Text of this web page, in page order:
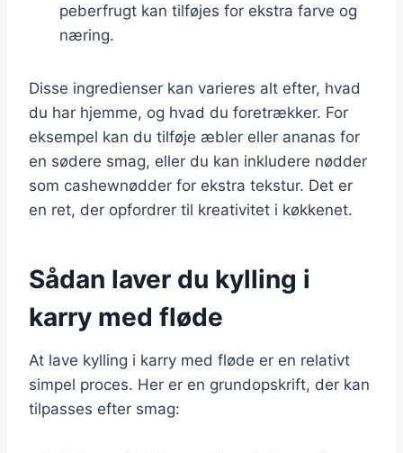
peberfrugt kan tilføjes for ekstra farve og
næring.
Disse ingredienser kan varieres alt efter, hvad
du har hjemme, og hvad du foretrækker. For
eksempel kan du tilføje æbler eller ananas for
en sødere smag, eller du kan inkludere nødder
som cashewnødder for ekstra tekstur. Det er
en ret, der opfordrer til kreativitet i køkkenet.
Sådan laver du kylling i
karry med fløde
At lave kylling i karry med fløde er en relativt
simpel proces. Her er en grundopskrift, der kan
tilpasses efter smag: